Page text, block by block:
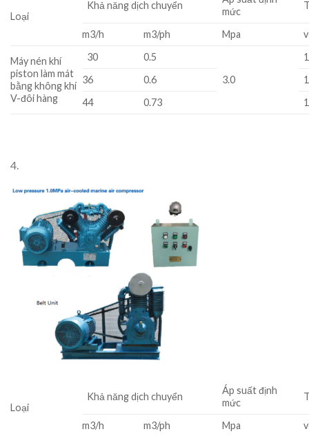
Loại
Khả năng dịch chuyển
mức
m3/h m3/ph Mpa
Máy nén khí
piston làm mát
bằng không khí
V-đôi hàng
30
0.5
3.0
36
0.6
44
0.73
4.
Loại
Khả năng dịch chuyển
Áp suất định
mức
m3/h m3/ph Mpa